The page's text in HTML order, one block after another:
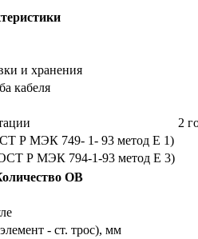
и хранения
кабеля
2
Р МЭК 749- 1- 93 метод Е 1)
Р МЭК 794-1-93 метод Е 3)
ОВ
- ст. трос), мм